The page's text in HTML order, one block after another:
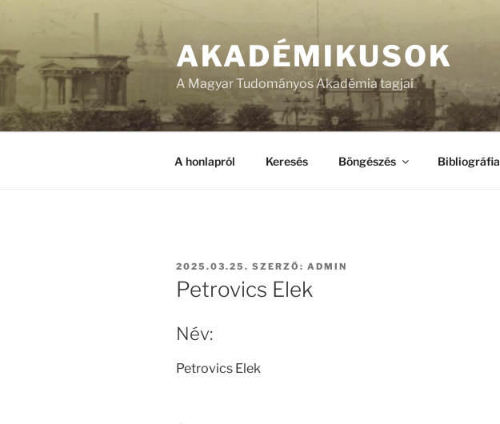
AKADÉMIKUSOK
A Magyar Tudományos Akadémia tagjai
A honlapról Keresés Böngészés Bibliográfia
BEKÜLDVE:
2025.03.25. SZERZŐ: ADMIN
Petrovics Elek
Név:
Petrovics Elek